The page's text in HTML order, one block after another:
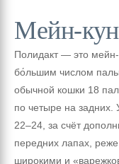
Мейн-
Полидакт — это мейн-
бо́льшим числом
обычной кошки 18
по четыре на
22–24, за счёт
передних лапах,
широкими и